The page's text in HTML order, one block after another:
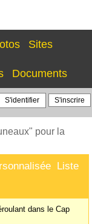
Sites
Documents
S'inscrire
pour la
Liste
dans le Cap